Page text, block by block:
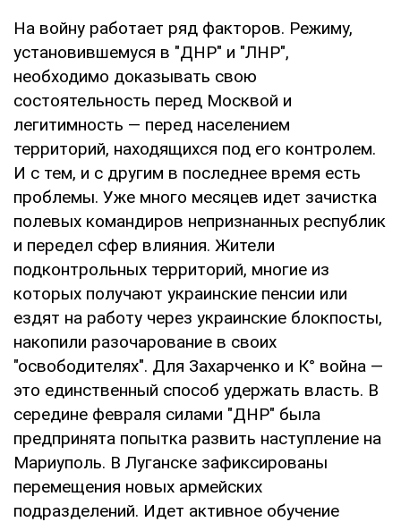
На войну работает ряд факторов. Режиму,
установившемуся в "ДНР" и "ЛНР",
необходимо доказывать свою
состоятельность перед Москвой и
легитимность — перед населением
территорий, находящихся под его контролем.
И с тем, и с другим в последнее время есть
проблемы. Уже много месяцев идет зачистка
полевых командиров непризнанных республик
и передел сфер влияния. Жители
подконтрольных территорий, многие из
которых получают украинские пенсии или
ездят на работу через украинские блокпосты,
накопили разочарование в своих
"освободителях". Для Захарченко и К° война —
это единственный способ удержать власть. В
середине февраля силами "ДНР" была
предпринята попытка развить наступление на
Мариуполь. В Луганске зафиксированы
перемещения новых армейских
подразделений. Идет активное обучение